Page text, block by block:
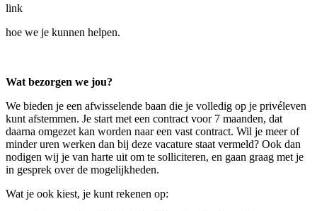
link
hoe we je kunnen helpen.
Wat bezorgen we jou?
We bieden je een afwisselende baan die je volledig op je privéleven
kunt afstemmen. Je start met een contract voor 7 maanden, dat
daarna omgezet kan worden naar een vast contract. Wil je meer of
minder uren werken dan bij deze vacature staat vermeld? Ook dan
nodigen wij je van harte uit om te solliciteren, en gaan graag met je
in gesprek over de mogelijkheden.
Wat je ook kiest, je kunt rekenen op: